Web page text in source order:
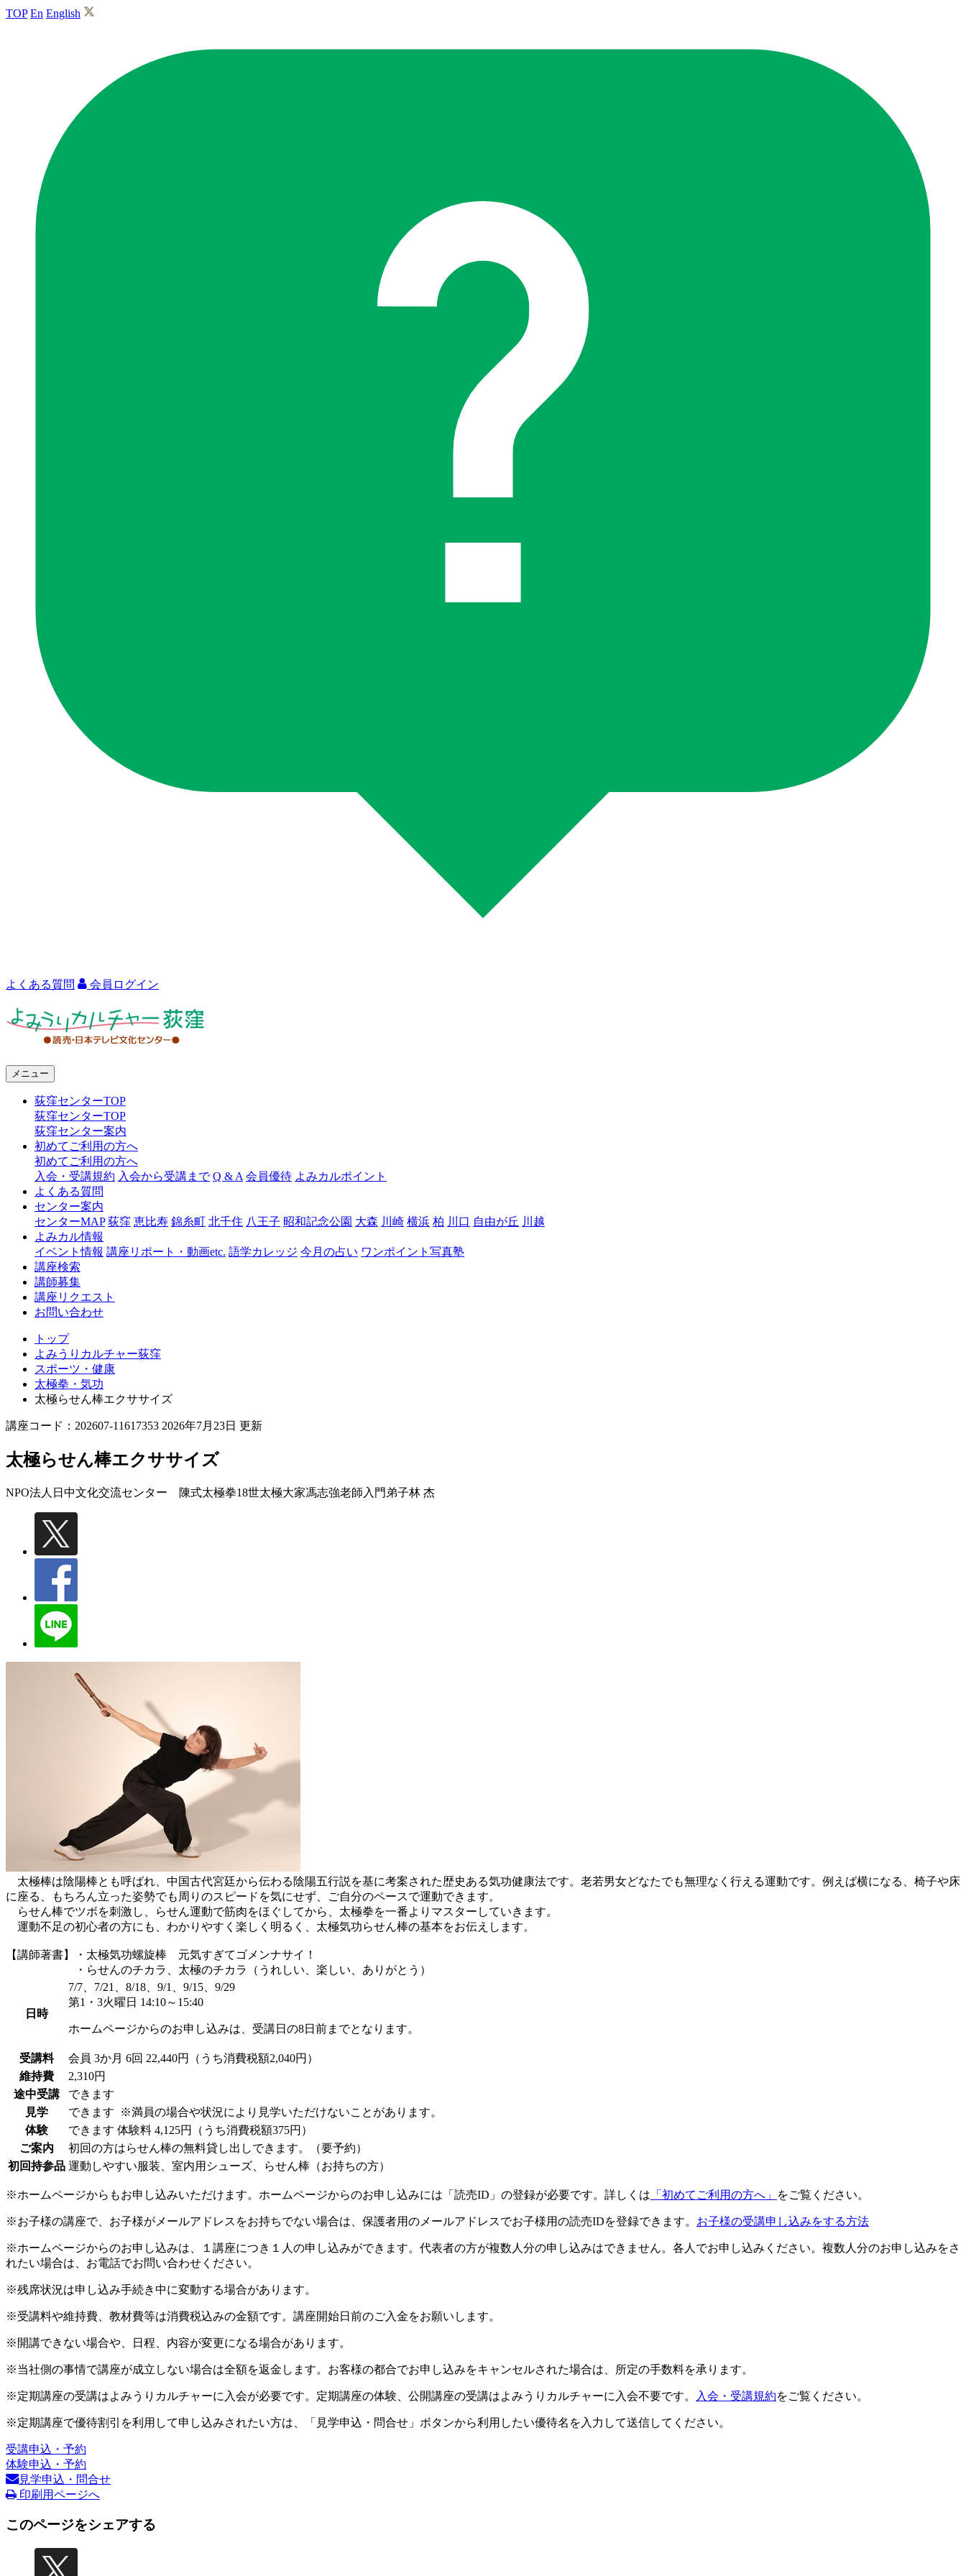
TOP En English
よくある質問 会員ログイン
ャ
荻
窪
メニュー
荻窪センターTOP
荻窪センターTOP
荻窪センター案内
初めてご利用の方へ
初めてご利用の方へ
入会・受講規約 入会から受講まで Q & A 会員優待 よみカルポイント
よくある質問
センター案内
センターMAP 荻窪 恵比寿 錦糸町 北千住 八王子 昭和記念公園 大森 川崎 横浜 柏 川口 自由が丘 川越
よみカル情報
イベント情報 講座リポート・動画etc. 語学カレッジ 今月の占い ワンポイント写真塾
講座検索
講師募集
講座リクエスト
お問い合わせ
トップ
よみうりカルチャー荻窪
スポーツ・健康
太極拳・気功
太極らせん棒エクササイズ
講座コード：202607-11617353 2026年7月23日 更新
太極らせん棒エクササイズ
NPO法人日中文化交流センター 陳式太極拳18世太極大家馮志強老師入門弟子林 杰
太極棒は陰陽棒とも呼ばれ、中国古代宮廷から伝わる陰陽五行説を基に考案された歴史ある気功健康法です。老若男女どなたでも無理なく行える運動です。例えば横になる、椅子や床
に座る、もちろん立った姿勢でも周りのスピードを気にせず、ご自分のペースで運動できます。
らせん棒でツボを刺激し、らせん運動で筋肉をほぐしてから、太極拳を一番よりマスターしていきます。
運動不足の初心者の方にも、わかりやすく楽しく明るく、太極気功らせん棒の基本をお伝えします。
【講師著書】・太極気功螺旋棒 元気すぎてゴメンナサイ！
・らせんのチカラ、太極のチカラ（うれしい、楽しい、ありがとう）
日時
7/7、7/21、8/18、9/1、9/15、9/29
第1・3火曜日 14:10～15:40
ホームページからのお申し込みは、受講日の8日前までとなります。
受講料 会員 3か月 6回 22,440円（うち消費税額2,040円）
維持費
2,310円
途中受講
できます
見学
できます
※満員の場合や状況により見学いただけないことがあります。
体験
できます 体験料 4,125円（うち消費税額375円）
ご案内
初回の方はらせん棒の無料貸し出しできます。（要予約）
初回持参品 運動しやすい服装、室内用シューズ、らせん棒（お持ちの方）
※ホームページからもお申し込みいただけます。ホームページからのお申し込みには「読売ID」の登録が必要です。詳しくは 「初めてご利用の方へ」 をご覧ください。
※お子様の講座で、お子様がメールアドレスをお持ちでない場合は、保護者用のメールアドレスでお子様用の読売IDを登録できます。 お子様の受講申し込みをする方法
※ホームページからのお申し込みは、１講座につき１人の申し込みができます。代表者の方が複数人分の申し込みはできません。各人でお申し込みください。複数人分のお申し込みをさ
れたい場合は、お電話でお問い合わせください。
※残席状況は申し込み手続き中に変動する場合があります。
※受講料や維持費、教材費等は消費税込みの金額です。講座開始日前のご入金をお願いします。
※開講できない場合や、日程、内容が変更になる場合があります。
※当社側の事情で講座が成立しない場合は全額を返金します。お客様の都合でお申し込みをキャンセルされた場合は、所定の手数料を承ります。
※定期講座の受講はよみうりカルチャーに入会が必要です。定期講座の体験、公開講座の受講はよみうりカルチャーに入会不要です。 入会・受講規約をご覧ください。
※定期講座で優待割引を利用して申し込みされたい方は、「見学申込・問合せ」ボタンから利用したい優待名を入力して送信してください。
受講申込・予約
体験申込・予約
見学申込・問合せ
印刷用ページへ
このページをシェアする